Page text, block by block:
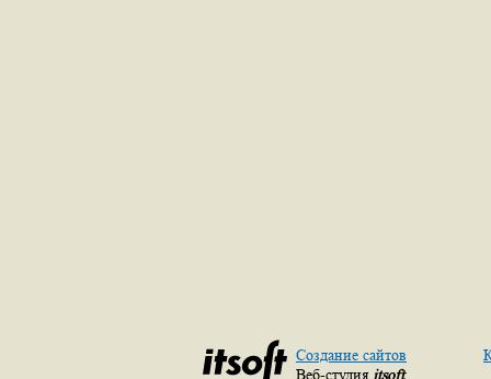
Создание сайтов
Веб-студия itsoft